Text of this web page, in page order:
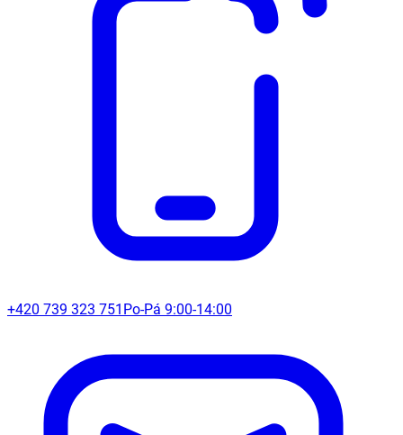
+420 739 323 751 Po-Pá 9:00-14:00